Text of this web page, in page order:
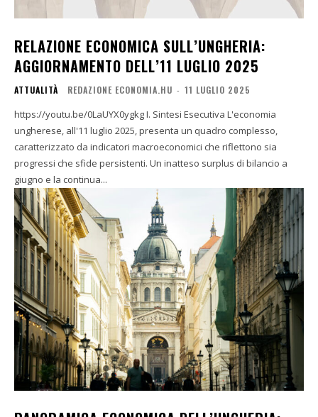
RELAZIONE ECONOMICA SULL’UNGHERIA:
AGGIORNAMENTO DELL’11 LUGLIO 2025
ATTUALITÀ REDAZIONE ECONOMIA.HU - 11 LUGLIO 2025
https://youtu.be/0LaUYX0ygkg I. Sintesi Esecutiva L'economia
ungherese, all'11 luglio 2025, presenta un quadro complesso,
caratterizzato da indicatori macroeconomici che riflettono sia
progressi che sfide persistenti. Un inatteso surplus di bilancio a
giugno e la continua...